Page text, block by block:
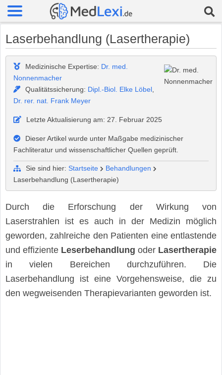
Laserbehandlung (Lasertherapie)
Medizinische Expertise: Dr. med.
Nonnenmacher
Qualitätssicherung: Dipl.-Biol. Elke Löbel,
Dr. rer. nat. Frank Meyer
Letzte Aktualisierung am: 27. Februar 2025
Dieser Artikel wurde unter Maßgabe medizinischer
Fachliteratur und wissenschaftlicher Quellen geprüft.
Sie sind hier: Startseite
Behandlungen
Laserbehandlung (Lasertherapie)
Durch die Erforschung der Wirkung von
Laserstrahlen ist es auch in der Medizin möglich
geworden, zahlreiche den Patienten eine entlastende
und effiziente Leserbehandlung oder Lasertherapie
in vielen Bereichen durchzuführen. Die
Laserbehandlung ist eine Vorgehensweise, die zu
den wegweisenden Therapievarianten geworden ist.